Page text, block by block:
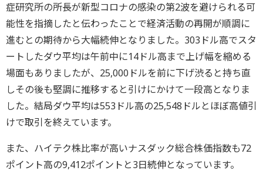
症研究所の所長が新型コロナの感染の第2波を避けられる可
能性を指摘したと伝わったことで経済活動の再開が順調に
進むとの期待から大幅続伸となりました。303ドル高でスタ
ートしたダウ平均は午前中に14ドル高まで上げ幅を縮める
場面もありましたが、25,000ドルを前に下げ渋ると持ち直
しその後も堅調に推移すると引けにかけて一段高となりま
した。結局ダウ平均は553ドル高の25,548ドルとほぼ高値引
けで取引を終えています。
また、ハイテク株比率が高いナスダック総合株価指数も72
ポイント高の9,412ポイントと3日続伸となっています。